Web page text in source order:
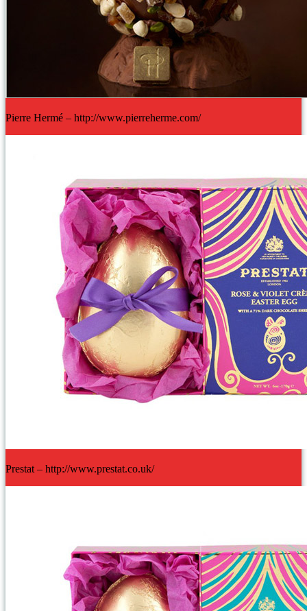
Pierre Hermé – http://www.pierreherme.com/
Prestat – http://www.prestat.co.uk/